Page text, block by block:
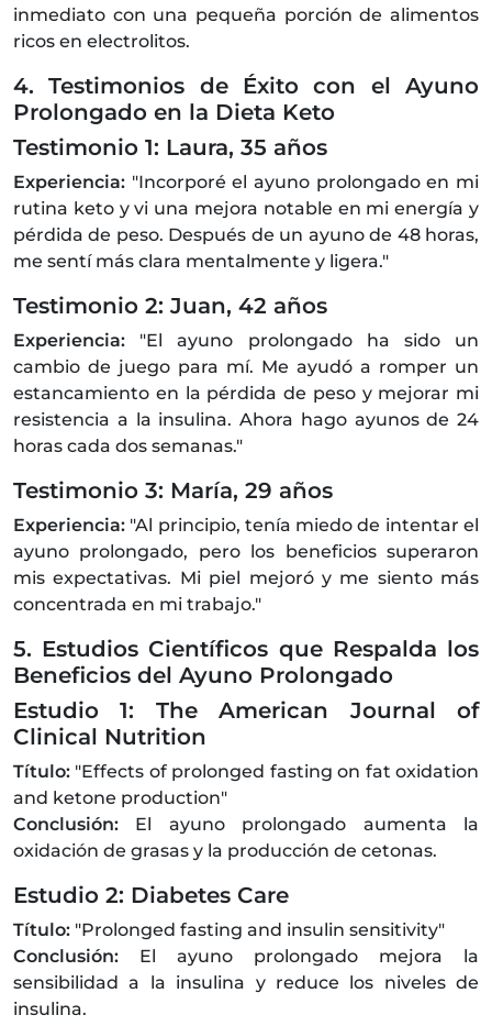
inmediato con una pequeña porción de alimentos
ricos en electrolitos.
4. Testimonios de Éxito con el Ayuno
Prolongado en la Dieta Keto
Testimonio 1: Laura, 35 años
Experiencia: "Incorporé el ayuno prolongado en mi
rutina keto y vi una mejora notable en mi energía y
pérdida de peso. Después de un ayuno de 48 horas,
me sentí más clara mentalmente y ligera."
Testimonio 2: Juan, 42 años
Experiencia: "El ayuno prolongado ha sido un
cambio de juego para mí. Me ayudó a romper un
estancamiento en la pérdida de peso y mejorar mi
resistencia a la insulina. Ahora hago ayunos de 24
horas cada dos semanas."
Testimonio 3: María, 29 años
Experiencia: "Al principio, tenía miedo de intentar el
ayuno prolongado, pero los beneficios superaron
mis expectativas. Mi piel mejoró y me siento más
concentrada en mi trabajo."
5. Estudios Científicos que Respalda los
Beneficios del Ayuno Prolongado
Estudio 1: The American Journal of
Clinical Nutrition
Título: "Effects of prolonged fasting on fat oxidation
and ketone production"
Conclusión: El ayuno prolongado aumenta la
oxidación de grasas y la producción de cetonas.
Estudio 2: Diabetes Care
Título: "Prolonged fasting and insulin sensitivity"
Conclusión: El ayuno prolongado mejora la
sensibilidad a la insulina y reduce los niveles de
insulina.